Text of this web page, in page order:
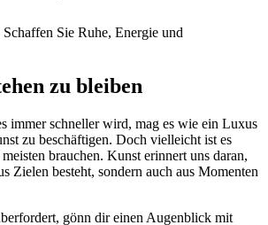
Sie Ruhe, Energie und
zu bleiben
immer schneller wird, mag es wie ein Luxus
zu beschäftigen. Doch vielleicht ist es
brauchen. Kunst erinnert uns daran,
Zielen besteht, sondern auch aus Momenten
gönn dir einen Augenblick mit